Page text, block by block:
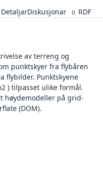
DetaljarDiskusjonar 0 RDF
av terreng og
punktskyer fra flybåren
flybilder. Punktskyene
) tilpasset ulike formål.
høydemodeller på grid-
(DOM).